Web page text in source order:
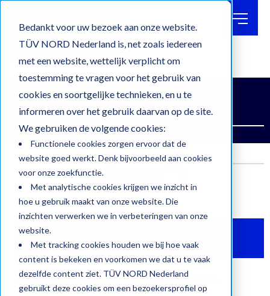
Bedankt voor uw bezoek aan onze website.
TÜV NORD Nederland is, net zoals iedereen
met een website, wettelijk verplicht om
toestemming te vragen voor het gebruik van
cookies en soortgelijke technieken, en u te
informeren over het gebruik daarvan op de site.
We gebruiken de volgende cookies:
Functionele cookies zorgen ervoor dat de
website goed werkt. Denk bijvoorbeeld aan cookies
voor onze zoekfunctie.
Met analytische cookies krijgen we inzicht in
hoe u gebruik maakt van onze website. Die
inzichten verwerken we in verbeteringen van onze
website.
Met tracking cookies houden we bij hoe vaak
content is bekeken en voorkomen we dat u te vaak
dezelfde content ziet. TÜV NORD Nederland
gebruikt deze cookies om een bezoekersprofiel op
OVER
TÜV
WERKEN
ZOEKEN
CERTIFICATEN & KEURMERKEN
Blog
Blog posts met het
onderwerp " ":